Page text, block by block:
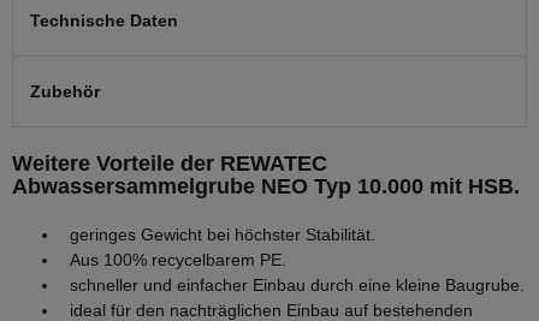
Technische Daten
Zubehör
Weitere Vorteile der REWATEC
Abwassersammelgrube NEO Typ 10.000 mit HSB.
geringes Gewicht bei höchster Stabilität.
Aus 100% recycelbarem PE.
schneller und einfacher Einbau durch eine kleine Baugrube.
ideal für den nachträglichen Einbau auf bestehenden